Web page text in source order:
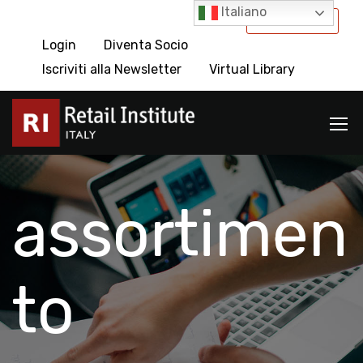
International
Login
Diventa Socio
Iscriviti alla Newsletter
Virtual Library
assortimen
to
Italiano